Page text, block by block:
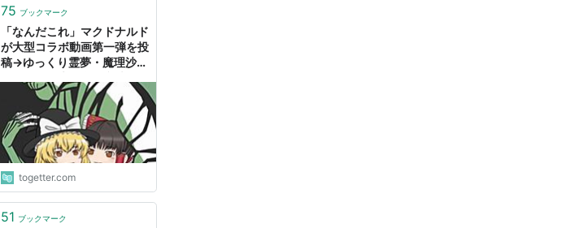
75 ブックマーク
「なんだこれ」マクドナルド
が大型コラボ動画第一弾を投
稿→ゆっくり霊夢・魔理沙に
すぎる
togetter.com
51 ブックマーク